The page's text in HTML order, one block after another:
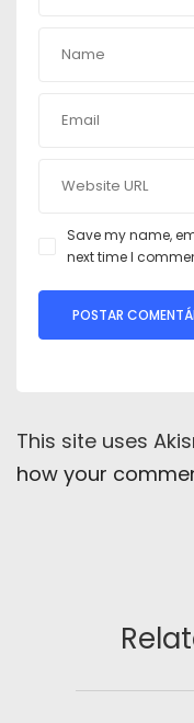
Save my name,
next time I
This site uses
how your